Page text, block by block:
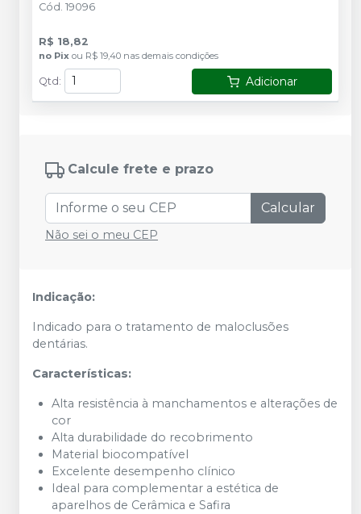
Cód. 19096
R$ 18,82
no Pix ou R$ 19,40 nas demais condições
Qtd : Adicionar
Calcule frete e prazo
Calcular
Não sei o meu CEP
Indicação:
Indicado para o tratamento de maloclusões
dentárias.
Características:
Alta resistência à manchamentos e alterações de
cor
Alta durabilidade do recobrimento
Material biocompatível
Excelente desempenho clínico
Ideal para complementar a estética de
aparelhos de Cerâmica e Safira